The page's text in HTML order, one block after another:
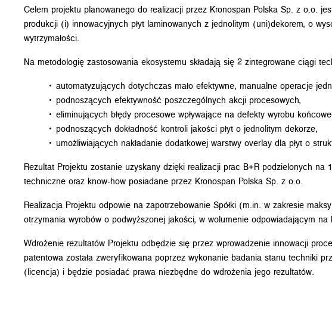
Celem projektu planowanego do realizacji przez Kronospan Polska Sp. z o.o.
produkcji (i) innowacyjnych płyt laminowanych z jednolitym (uni)dekorem, o
wytrzymałości.
Na metodologię zastosowania ekosystemu składają się 2 zintegrowane ciągi
• automatyzujących dotychczas mało efektywne, manualne operacje
• podnoszących efektywność poszczególnych akcji procesowych,
• eliminujących błędy procesowe wpływające na defekty wyrobu
• podnoszących dokładność kontroli jakości płyt o jednolitym dekorze,
• umożliwiających nakładanie dodatkowej warstwy overlay dla płyt o
Rezultat Projektu zostanie uzyskany dzięki realizacji prac B+R podzielonych
techniczne oraz know-how posiadane przez Kronospan Polska Sp. z o.o.
Realizacja Projektu odpowie na zapotrzebowanie Spółki (m.in. w zakresie
otrzymania wyrobów o podwyższonej jakości, w wolumenie odpowiadającym
Wdrożenie rezultatów Projektu odbędzie się przez wprowadzenie innowacji
patentowa została zweryfikowana poprzez wykonanie badania stanu techniki
(licencja) i będzie posiadać prawa niezbędne do wdrożenia jego rezultatów.